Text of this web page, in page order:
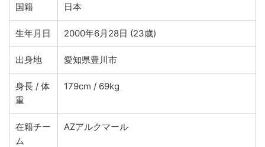
国籍 日本
生年月日 2000年6月28日 (23歳)
出身地 愛知県豊川市
身長 / 体
重
179cm / 69kg
在籍チー
ム
AZアルクマール